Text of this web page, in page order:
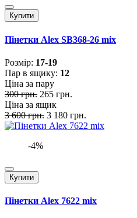
Купити
Пінетки Alex SB368-26 mix
Розмiр: 17-19
Пар в ящику: 12
Ціна за пару
300 грн. 265 грн.
Ціна за ящик
3 600 грн. 3 180 грн.
-4%
Купити
Пінетки Alex 7622 mix